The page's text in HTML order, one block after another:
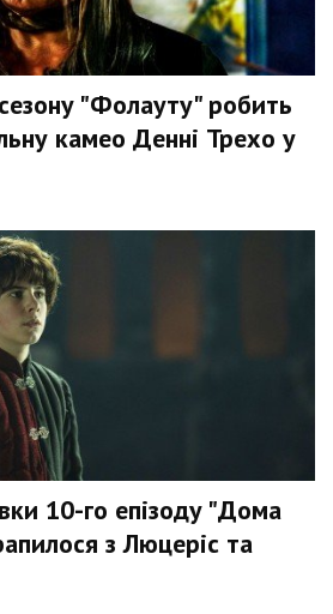
"Фолауту" робить
камео Денні Трехо у
10-го епізоду "Дома
з Люцеріс та